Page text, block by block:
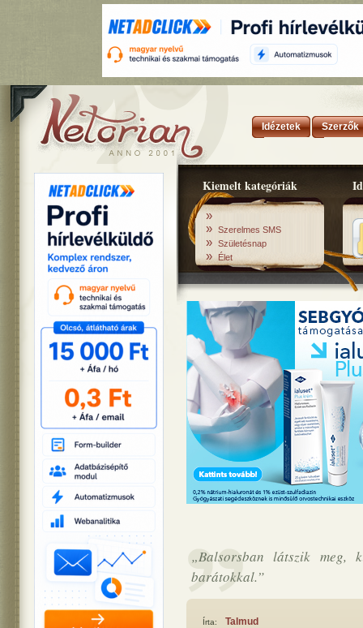
Idézetek Szerzők
Kiemelt kategóriák
»
» Szerelmes SMS
» Születésnap
» Élet
„Balsorsban látszik
barátokkal.”
Írta: Talmud